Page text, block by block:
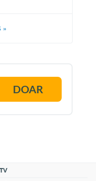
»
DOAR
TV